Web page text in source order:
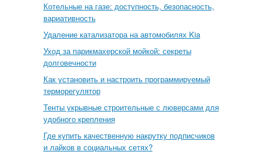
Котельные на газе: доступность, безопасность,
вариативность
Удаление катализатора на автомобилях Kia
Уход за парикмахерской мойкой: секреты
долговечности
Как установить и настроить программируемый
терморегулятор
Тенты укрывные строительные с люверсами для
удобного крепления
Где купить качественную накрутку подписчиков
и лайков в социальных сетях?